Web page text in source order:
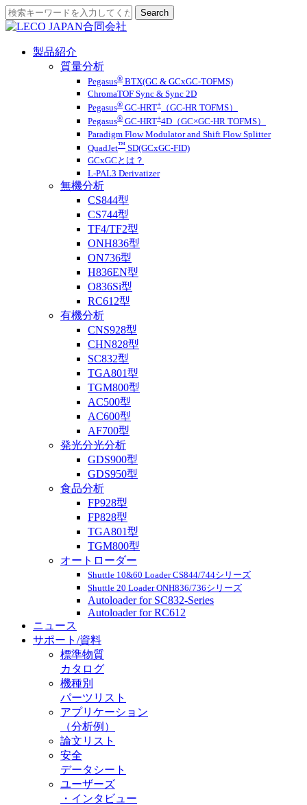
製品紹介
質量分析
Pegasus® BTX(GC & GCxGC-TOFMS)
ChromaTOF Sync & Sync 2D
Pegasus® GC-HRT+
（GC-HR TOFMS）
Pegasus® GC-HRT+4D（GC×GC-HR TOFMS）
Paradigm Flow Modulator and Shift Flow Splitter
QuadJet™ SD(GCxGC-FID)
GCxGCとは？
L-PAL3 Derivatizer
無機分析
CS844型
CS744型
TF4/TF2型
ONH836型
ON736型
H836EN型
O836Si型
RC612型
有機分析
CNS928型
CHN828型
SC832型
TGA801型
TGM800型
AC500型
AC600型
AF700型
発光分光分析
GDS900型
GDS950型
食品分析
FP928型
FP828型
TGA801型
TGM800型
オートローダー
Shuttle 10&60 Loader CS844/744シリーズ
Shuttle 20 Loader ONH836/736シリーズ
Autoloader for SC832-Series
Autoloader for RC612
ニュース
サポート/資料
標準物質
カタログ
機種別
パーツリスト
アプリケーション
（分析例）
論文リスト
安全
データシート
ユーザーズ
・インタビュー